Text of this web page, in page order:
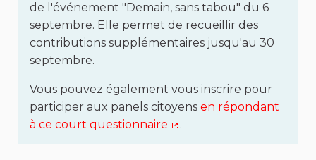
de l'événement "Demain, sans tabou" du 6
septembre. Elle permet de recueillir des
contributions supplémentaires jusqu'au 30
septembre.
Vous pouvez également vous inscrire pour
participer aux panels citoyens en répondant
à ce court questionnaire
.